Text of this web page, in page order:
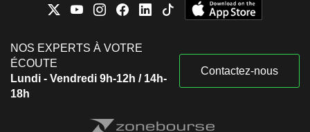
NOS EXPERTS À VOTRE
ÉCOUTE
Lundi - Vendredi 9h-12h / 14h-
18h
Contactez-nous